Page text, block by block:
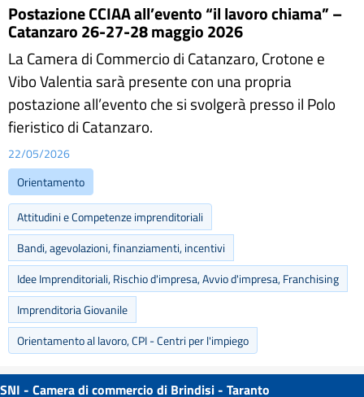
Postazione CCIAA all’evento “il lavoro chiama” –
Catanzaro 26-27-28 maggio 2026
La Camera di Commercio di Catanzaro, Crotone e
Vibo Valentia sarà presente con una propria
postazione all’evento che si svolgerà presso il Polo
fieristico di Catanzaro.
22/05/2026
Orientamento
Attitudini e Competenze imprenditoriali
Bandi, agevolazioni, finanziamenti, incentivi
Idee Imprenditoriali, Rischio d'impresa, Avvio d'impresa, Franchising
Imprenditoria Giovanile
Orientamento al lavoro, CPI - Centri per l'impiego
SNI - Camera di commercio di Brindisi - Taranto